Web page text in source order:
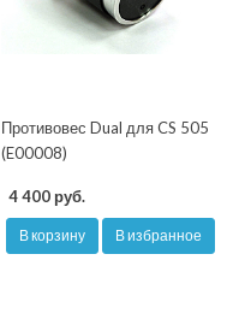
Противовес Dual для CS 505
(E00008)
4 400 руб.
В корзину В избранное